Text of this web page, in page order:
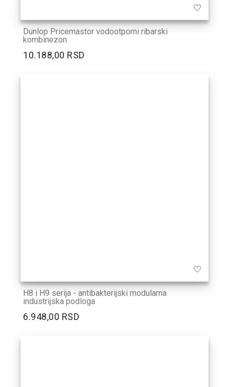
Dunlop Pricemastor vodootporni ribarski
kombinezon
10.188,00 RSD
H8 i H9 serija - antibakterijski modularna
industrijska podloga
6.948,00 RSD